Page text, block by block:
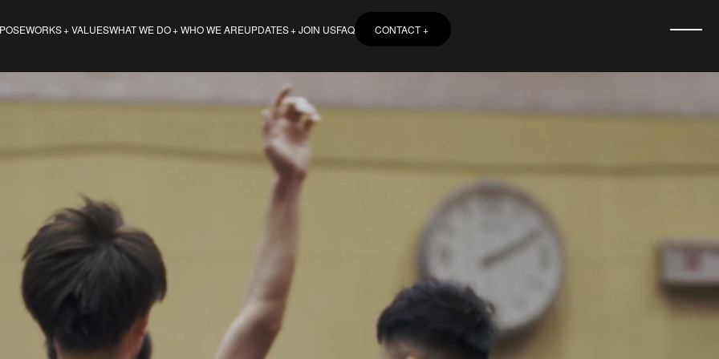
WORKS VALUESWHAT WE DO WHO WE AREUPDATES JOIN USFAQ CONTACT